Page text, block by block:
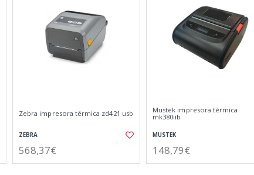
Zebra impresora térmica zd421 usb
ZEBRA
568,37€
Mustek impresora térmica
mk380iib
MUSTEK
148,79€